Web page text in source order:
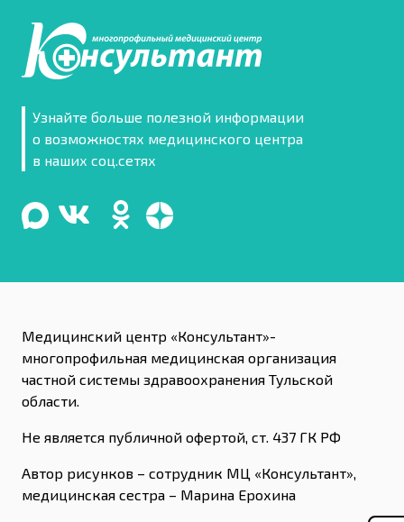
Узнайте больше полезной информации
о возможностях медицинского центра
в наших соц.сетях
Медицинский центр «Консультант»-
многопрофильная медицинская организация
частной системы здравоохранения Тульской
области.
Не является публичной офертой, ст. 437 ГК РФ
Автор рисунков – сотрудник МЦ «Консультант»,
медицинская сестра – Марина Ерохина